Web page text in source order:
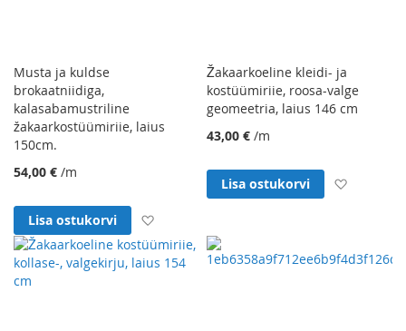
Musta ja kuldse
brokaatniidiga,
kalasabamustriline
žakaarkostüümiriie, laius
150cm.
54,00 € /m
Lisa ostukorvi
Žakaarkoeline kleidi- ja
kostüümiriie, roosa-valge
geomeetria, laius 146 cm
43,00 € /m
Lisa ostukorvi